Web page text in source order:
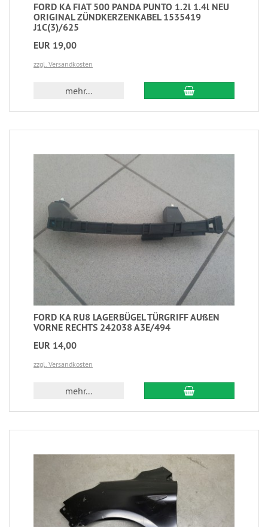
FORD KA FIAT 500 PANDA PUNTO 1.2l 1.4l NEU
ORIGINAL ZÜNDKERZENKABEL 1535419
J1C(3)/625
EUR 19,00
zzgl. Versandkosten
mehr...
FORD KA RU8 LAGERBÜGEL TÜRGRIFF AUßEN
VORNE RECHTS 242038 A3E/494
EUR 14,00
zzgl. Versandkosten
mehr...